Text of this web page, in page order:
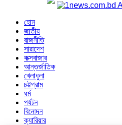
হোম
জাতীয়
রাজনীতি
সারাদেশ
কক্সবাজার
আন্তর্জাতিক
খেলাধুলা
চট্টগ্রাম
ধর্ম
পর্যটন
বিনোদন
ক্যারিয়ার